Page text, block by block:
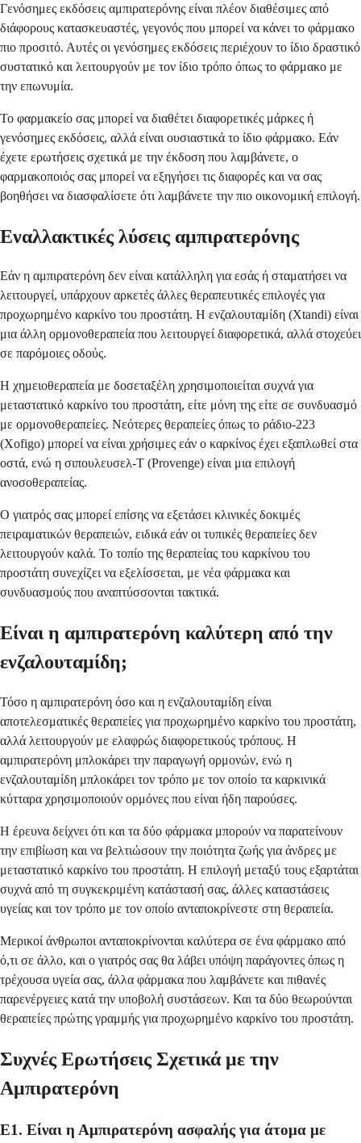
Γενόσημες εκδόσεις αμπιρατερόνης είναι πλέον διαθέσιμες από
διάφορους κατασκευαστές, γεγονός που μπορεί να κάνει το φάρμακο
πιο προσιτό. Αυτές οι γενόσημες εκδόσεις περιέχουν το ίδιο δραστικό
συστατικό και λειτουργούν με τον ίδιο τρόπο όπως το φάρμακο με
την επωνυμία.
Το φαρμακείο σας μπορεί να διαθέτει διαφορετικές μάρκες ή
γενόσημες εκδόσεις, αλλά είναι ουσιαστικά το ίδιο φάρμακο. Εάν
έχετε ερωτήσεις σχετικά με την έκδοση που λαμβάνετε, ο
φαρμακοποιός σας μπορεί να εξηγήσει τις διαφορές και να σας
βοηθήσει να διασφαλίσετε ότι λαμβάνετε την πιο οικονομική επιλογή.
Εναλλακτικές λύσεις αμπιρατερόνης
Εάν η αμπιρατερόνη δεν είναι κατάλληλη για εσάς ή σταματήσει να
λειτουργεί, υπάρχουν αρκετές άλλες θεραπευτικές επιλογές για
προχωρημένο καρκίνο του προστάτη. Η ενζαλουταμίδη (Xtandi) είναι
μια άλλη ορμονοθεραπεία που λειτουργεί διαφορετικά, αλλά στοχεύει
σε παρόμοιες οδούς.
Η χημειοθεραπεία με δοσεταξέλη χρησιμοποιείται συχνά για
μεταστατικό καρκίνο του προστάτη, είτε μόνη της είτε σε συνδυασμό
με ορμονοθεραπείες. Νεότερες θεραπείες όπως το ράδιο-223
(Xofigo) μπορεί να είναι χρήσιμες εάν ο καρκίνος έχει εξαπλωθεί στα
οστά, ενώ η σιπουλευσελ-Τ (Provenge) είναι μια επιλογή
ανοσοθεραπείας.
Ο γιατρός σας μπορεί επίσης να εξετάσει κλινικές δοκιμές
πειραματικών θεραπειών, ειδικά εάν οι τυπικές θεραπείες δεν
λειτουργούν καλά. Το τοπίο της θεραπείας του καρκίνου του
προστάτη συνεχίζει να εξελίσσεται, με νέα φάρμακα και
συνδυασμούς που αναπτύσσονται τακτικά.
Είναι η αμπιρατερόνη καλύτερη από την
ενζαλουταμίδη;
Τόσο η αμπιρατερόνη όσο και η ενζαλουταμίδη είναι
αποτελεσματικές θεραπείες για προχωρημένο καρκίνο του προστάτη,
αλλά λειτουργούν με ελαφρώς διαφορετικούς τρόπους. Η
αμπιρατερόνη μπλοκάρει την παραγωγή ορμονών, ενώ η
ενζαλουταμίδη μπλοκάρει τον τρόπο με τον οποίο τα καρκινικά
κύτταρα χρησιμοποιούν ορμόνες που είναι ήδη παρούσες.
Η έρευνα δείχνει ότι και τα δύο φάρμακα μπορούν να παρατείνουν
την επιβίωση και να βελτιώσουν την ποιότητα ζωής για άνδρες με
μεταστατικό καρκίνο του προστάτη. Η επιλογή μεταξύ τους εξαρτάται
συχνά από τη συγκεκριμένη κατάστασή σας, άλλες καταστάσεις
υγείας και τον τρόπο με τον οποίο ανταποκρίνεστε στη θεραπεία.
Μερικοί άνθρωποι ανταποκρίνονται καλύτερα σε ένα φάρμακο από
ό,τι σε άλλο, και ο γιατρός σας θα λάβει υπόψη παράγοντες όπως η
τρέχουσα υγεία σας, άλλα φάρμακα που λαμβάνετε και πιθανές
παρενέργειες κατά την υποβολή συστάσεων. Και τα δύο θεωρούνται
θεραπείες πρώτης γραμμής για προχωρημένο καρκίνο του προστάτη.
Συχνές Ερωτήσεις Σχετικά με την
Αμπιρατερόνη
Ε1. Είναι η Αμπιρατερόνη ασφαλής για άτομα με